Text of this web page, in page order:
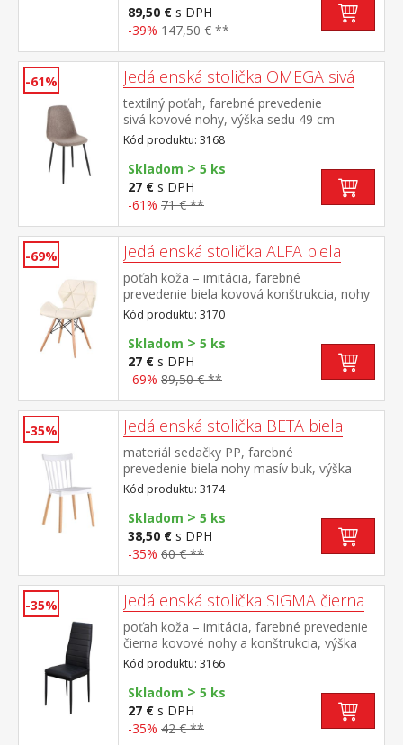
stolu BERGEN dub 4090
89,50 € s DPH
-39% 147,50 € **
-61% Jedálenská stolička OMEGA sivá
textilný poťah, farebné prevedenie
sivá kovové nohy, výška sedu 49 cm
Kód produktu: 3168
Skladom > 5 ks
27 € s DPH
-61% 71 € **
-69% Jedálenská stolička ALFA biela
poťah koža – imitácia, farebné
prevedenie biela kovová konštrukcia, nohy
masív buk, výška sedu 46 cm
Kód produktu: 3170
Skladom > 5 ks
27 € s DPH
-69% 89,50 € **
-35% Jedálenská stolička BETA biela
materiál sedačky PP, farebné
prevedenie biela nohy masív buk, výška
sedu 44 cm
Kód produktu: 3174
Skladom > 5 ks
38,50 € s DPH
-35% 60 € **
-35% Jedálenská stolička SIGMA čierna
poťah koža – imitácia, farebné prevedenie
čierna kovové nohy a konštrukcia, výška
sedu 47 cm
Kód produktu: 3166
Skladom > 5 ks
27 € s DPH
-35% 42 € **